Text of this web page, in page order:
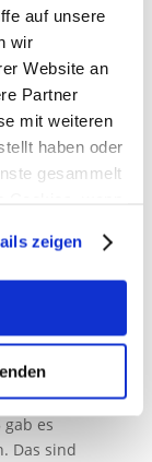
auf unsere
wir
Website an
Partner
mit weiteren
haben oder
gesammelt
mehr
können
derCookie-
zeigen
2026 Die
hat die
2026
im
es
Das sind